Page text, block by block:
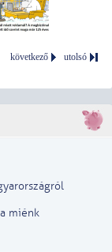
következő utolsó
miénk